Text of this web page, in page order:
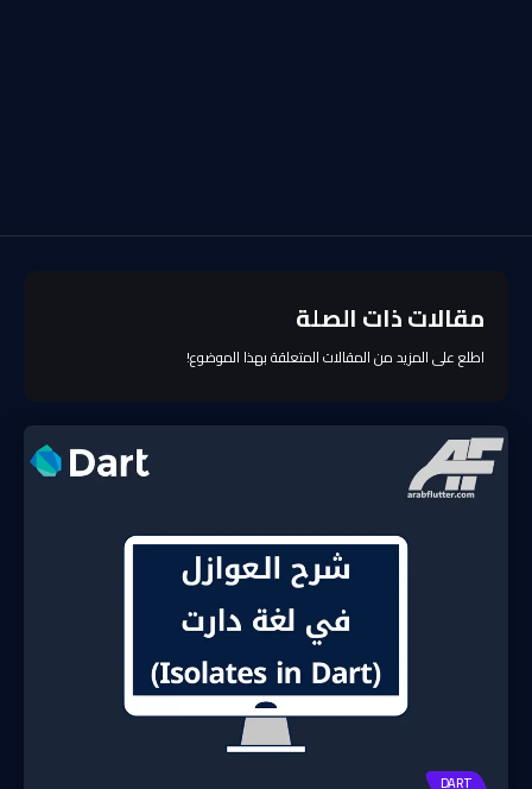
مقالات ذات الصلة
اطلع على المزيد من المقالات المتعلقة بهذا الموضوع!
DART